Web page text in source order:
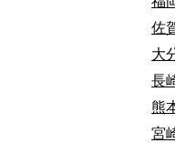
佐
大
長
熊
宮